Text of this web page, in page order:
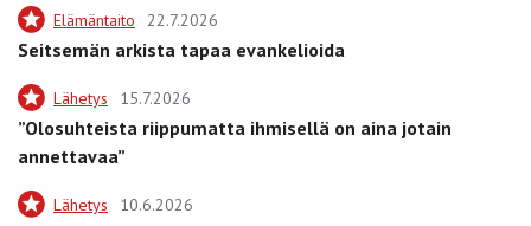
Elämäntaito 22.7.2026
Seitsemän arkista tapaa evankelioida
Lähetys 15.7.2026
”Olosuhteista riippumatta ihmisellä on aina jotain
annettavaa”
Lähetys 10.6.2026